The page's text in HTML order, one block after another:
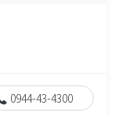
0944-43-4300